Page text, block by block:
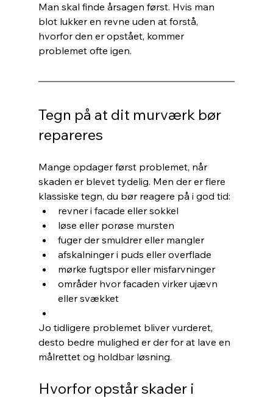
Man skal finde årsagen først. Hvis man
blot lukker en revne uden at forstå,
hvorfor den er opstået, kommer
problemet ofte igen.
Tegn på at dit murværk bør
repareres
Mange opdager først problemet, når
skaden er blevet tydelig. Men der er flere
klassiske tegn, du bør reagere på i god tid:
revner i facade eller sokkel
løse eller porøse mursten
fuger der smuldrer eller mangler
afskalninger i puds eller overflade
mørke fugtspor eller misfarvninger
områder hvor facaden virker ujævn
eller svækket
Jo tidligere problemet bliver vurderet,
desto bedre mulighed er der for at lave en
målrettet og holdbar løsning.
Hvorfor opstår skader i